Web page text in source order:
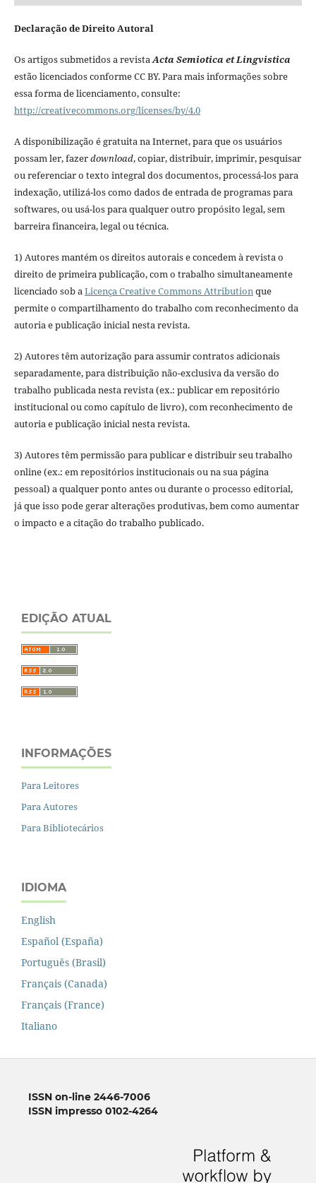
Declaração de Direito Autoral
Os artigos submetidos a revista Acta Semiotica et Lingvistica
estão licenciados conforme CC BY. Para mais informações sobre
essa forma de licenciamento, consulte:
http://creativecommons.org/licenses/by/4.0
A disponibilização é gratuita na Internet, para que os usuários
possam ler, fazerdownload, copiar, distribuir, imprimir, pesquisar
ou referenciar o texto integral dos documentos, processá-los para
indexação, utilizá-los como dados de entrada de programas para
softwares, ou usá-los para qualquer outro propósito legal, sem
barreira financeira, legal ou técnica.
1) Autores mantém os direitos autorais e concedem à revista o
direito de primeira publicação, com o trabalho simultaneamente
licenciado sob a Licença Creative Commons Attribution que
permite o compartilhamento do trabalho com reconhecimento da
autoria e publicação inicial nesta revista.
2) Autores têm autorização para assumir contratos adicionais
separadamente, para distribuição não-exclusiva da versão do
trabalho publicada nesta revista (ex.: publicar em repositório
institucional ou como capítulo de livro), com reconhecimento de
autoria e publicação inicial nesta revista.
3) Autores têm permissão para publicar e distribuir seu trabalho
online (ex.: em repositórios institucionais ou na sua página
pessoal) a qualquer ponto antes ou durante o processo editorial,
já que isso pode gerar alterações produtivas, bem como aumentar
o impacto e a citação do trabalho publicado.
EDIÇÃO ATUAL
INFORMAÇÕES
Para Leitores
Para Autores
Para Bibliotecários
IDIOMA
English
Español (España)
Português (Brasil)
Français (Canada)
Français (France)
Italiano
ISSN on-line 2446-7006
ISSN impresso 0102-4264